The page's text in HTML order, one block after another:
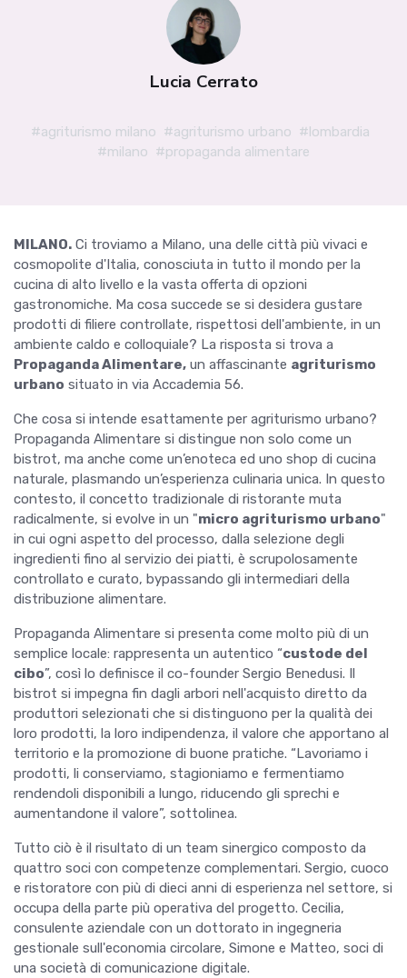
Lucia Cerrato
#agriturismo milano #agriturismo urbano #lombardia
#milano #propaganda alimentare
MILANO. Ci troviamo a Milano, una delle città più vivaci e
cosmopolite d'Italia, conosciuta in tutto il mondo per la
cucina di alto livello e la vasta offerta di opzioni
gastronomiche. Ma cosa succede se si desidera gustare
prodotti di filiere controllate, rispettosi dell'ambiente, in un
ambiente caldo e colloquiale? La risposta si trova a
Propaganda Alimentare, un affascinante agriturismo
urbano situato in via Accademia 56.
Che cosa si intende esattamente per agriturismo urbano?
Propaganda Alimentare si distingue non solo come un
bistrot, ma anche come un’enoteca ed uno shop di cucina
naturale, plasmando un’esperienza culinaria unica. In questo
contesto, il concetto tradizionale di ristorante muta
radicalmente, si evolve in un "micro agriturismo urbano"
in cui ogni aspetto del processo, dalla selezione degli
ingredienti fino al servizio dei piatti, è scrupolosamente
controllato e curato, bypassando gli intermediari della
distribuzione alimentare.
Propaganda Alimentare si presenta come molto più di un
semplice locale: rappresenta un autentico “custode del
cibo”, così lo definisce il co-founder Sergio Benedusi. Il
bistrot si impegna fin dagli arbori nell'acquisto diretto da
produttori selezionati che si distinguono per la qualità dei
loro prodotti, la loro indipendenza, il valore che apportano al
territorio e la promozione di buone pratiche. “Lavoriamo i
prodotti, li conserviamo, stagioniamo e fermentiamo
rendendoli disponibili a lungo, riducendo gli sprechi e
aumentandone il valore”, sottolinea.
Tutto ciò è il risultato di un team sinergico composto da
quattro soci con competenze complementari. Sergio, cuoco
e ristoratore con più di dieci anni di esperienza nel settore, si
occupa della parte più operativa del progetto. Cecilia,
consulente aziendale con un dottorato in ingegneria
gestionale sull'economia circolare, Simone e Matteo, soci di
una società di comunicazione digitale.